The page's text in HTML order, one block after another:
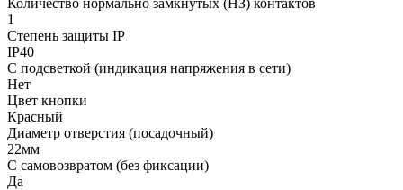
1
Степень защиты IP
IP40
С подсветкой (индикация напряжения в сети)
Нет
Цвет кнопки
Красный
Диаметр отверстия (посадочный)
22мм
С самовозвратом (без фиксации)
Да